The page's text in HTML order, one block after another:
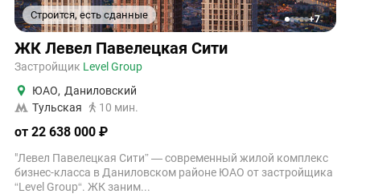
Строится, есть сданные
12345+7
ЖК Левел Павелецкая Сити
Застройщик Level Group
ЮАО, Даниловский
Тульская
10 мин.
от 22 638 000 ₽
"Левел Павелецкая Сити” — современный жилой комплекс
бизнес-класса в Даниловском районе ЮАО от застройщика
“Level Group“. ЖК заним...